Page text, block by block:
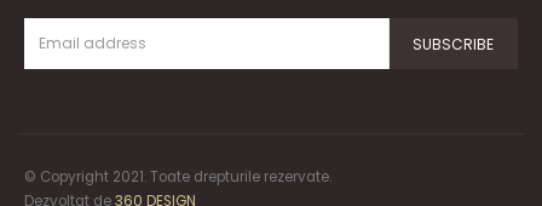
© Copyright 2021. Toate drepturile rezervate.
Dezvoltat de360 DESIGN